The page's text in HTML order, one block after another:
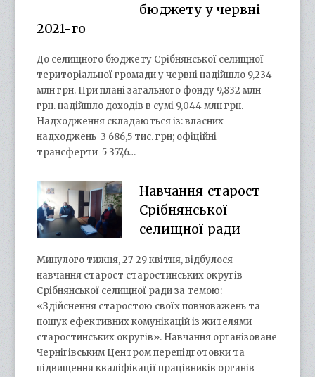
бюджету у червні
2021-го
До селищного бюджету Срібнянської селищної
територіальної громади у червні надійшло 9,234
млн грн. При плані загального фонду 9,832 млн
грн. надійшло доходів в сумі 9,044 млн грн.
Надходження складаються із: власних
надходжень 3 686,5 тис. грн; офіційні
трансферти 5 357,6…
Навчання старост
Срібнянської
селищної ради
Минулого тижня, 27-29 квітня, відбулося
навчання старост старостинських округів
Срібнянської селищної ради за темою:
«Здійснення старостою своїх повноважень та
пошук ефективних комунікацій із жителями
старостинських округів». Навчання організоване
Чернігівським Центром перепідготовки та
підвищення кваліфікації працівників органів